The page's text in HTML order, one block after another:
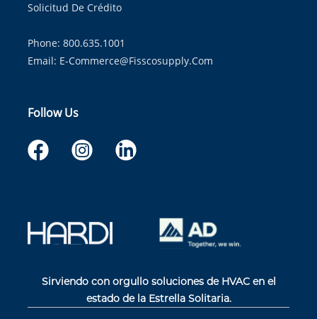
Solicitud De Crédito
Phone: 800.635.1001
Email: E-Commerce@fisscosupply.com
Follow Us
Sirviendo con orgullo soluciones de HVAC en el
estado de la Estrella Solitaria.